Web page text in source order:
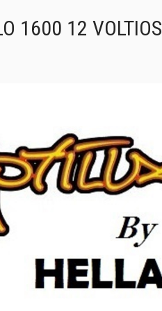
1600 12 VOLTIOS